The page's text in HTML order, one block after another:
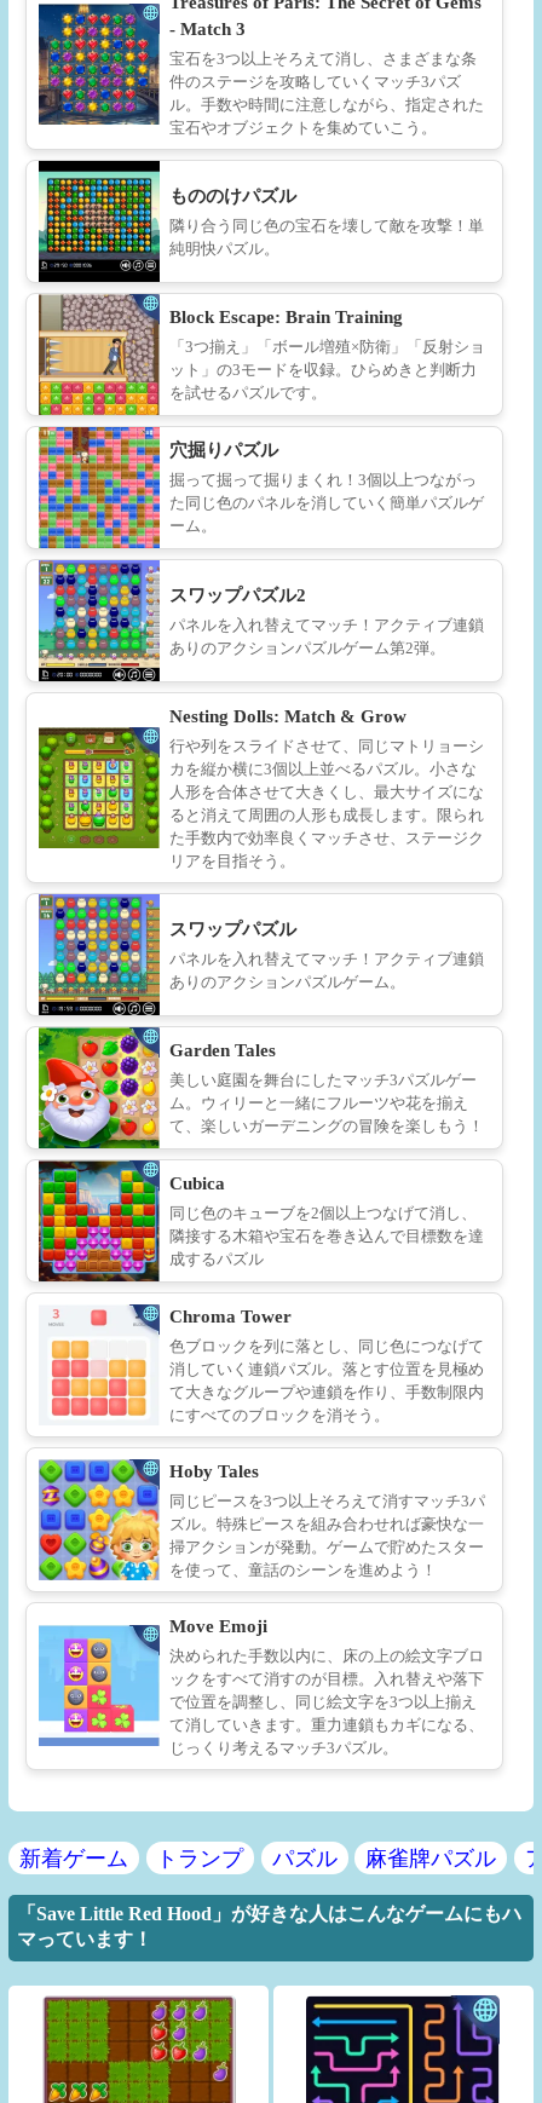
- Match 3
宝石を3つ以上そろえて消し、さまざまな条
件のステージを攻略していくマッチ3パズ
ル。手数や時間に注意しながら、指定された
宝石やオブジェクトを集めていこう。
もののけパズル
隣り合う同じ色の宝石を壊して敵を攻撃！単
純明快パズル。
Block Escape: Brain Training
「3つ揃え」「ボール増殖×防衛」「反射ショ
ット」の3モードを収録。ひらめきと判断力
を試せるパズルです。
穴掘りパズル
掘って掘って掘りまくれ！3個以上つながっ
た同じ色のパネルを消していく簡単パズルゲ
ーム。
スワップパズル2
パネルを入れ替えてマッチ！アクティブ連鎖
ありのアクションパズルゲーム第2弾。
Nesting Dolls: Match & Grow
行や列をスライドさせて、同じマトリョーシ
カを縦か横に3個以上並べるパズル。小さな
人形を合体させて大きくし、最大サイズにな
ると消えて周囲の人形も成長します。限られ
た手数内で効率良くマッチさせ、ステージク
リアを目指そう。
スワップパズル
パネルを入れ替えてマッチ！アクティブ連鎖
ありのアクションパズルゲーム。
Garden Tales
美しい庭園を舞台にしたマッチ3パズルゲー
ム。ウィリーと一緒にフルーツや花を揃え
て、楽しいガーデニングの冒険を楽しもう！
Cubica
同じ色のキューブを2個以上つなげて消し、
隣接する木箱や宝石を巻き込んで目標数を達
成するパズル
Chroma Tower
色ブロックを列に落とし、同じ色につなげて
消していく連鎖パズル。落とす位置を見極め
て大きなグループや連鎖を作り、手数制限内
にすべてのブロックを消そう。
Hoby Tales
同じピースを3つ以上そろえて消すマッチ3パ
ズル。特殊ピースを組み合わせれば豪快な一
掃アクションが発動。ゲームで貯めたスター
を使って、童話のシーンを進めよう！
Move Emoji
決められた手数以内に、床の上の絵文字ブロ
ックをすべて消すのが目標。入れ替えや落下
で位置を調整し、同じ絵文字を3つ以上揃え
て消していきます。重力連鎖もカギになる、
じっくり考えるマッチ3パズル。
新着ゲーム トランプ パズル 麻雀牌パズル
「Save Little Red Hood」が好きな人はこんなゲームにもハ
マっています！